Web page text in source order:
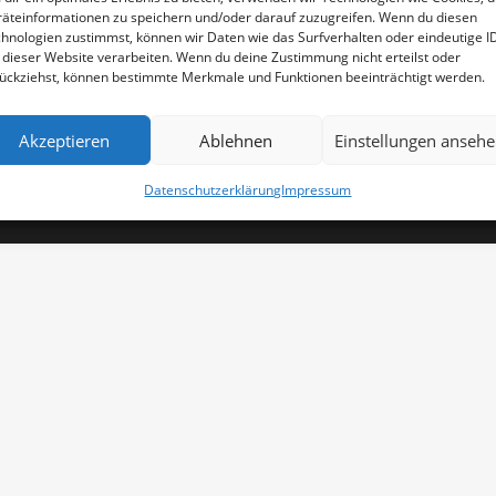
zu speichern und/oder darauf zuzugreifen. Wenn du diesen
zustimmst, können wir Daten wie das Surfverhalten oder eindeutige
Website verarbeiten. Wenn du deine Zustimmung nicht erteilst oder
können bestimmte Merkmale und Funktionen beeinträchtigt werden.
Akzeptieren Ablehnen Einstellungen
DatenschutzerklärungImpressum
wurden von FORMSPEKTRUM
Impressum
AGB